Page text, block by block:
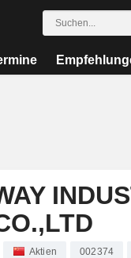
Aktien 002374